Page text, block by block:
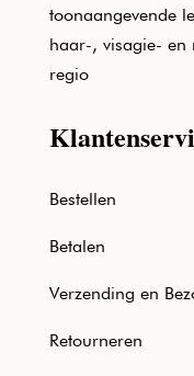
toonaangevende
haar-, visagie- en
regio
Bestellen
Betalen
Verzending en
Retourneren